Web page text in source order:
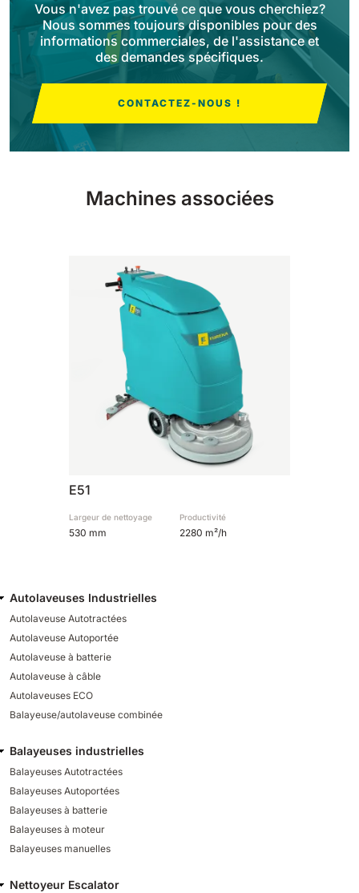
650 mm 3900 m²/h
E75
E83
1000 mm 7500 m²/h
1100 mm 8800 m²/h
Vous n'avez pas trouvé ce que vous cherchiez?
Nous sommes toujours disponibles pour des
informations commerciales, de l'assistance et
des demandes spécifiques.
CONTACTEZ-NOUS !
Machines associées
E51
Largeur de nettoyage
530 mm
Productivité
2280 m²/h
Autolaveuses Industrielles
Autolaveuse Autotractées
Autolaveuse Autoportée
Autolaveuse à batterie
Autolaveuse à câble
Autolaveuses ECO
Balayeuse/autolaveuse combinée
Balayeuses industrielles
Balayeuses Autotractées
Balayeuses Autoportées
Balayeuses à batterie
Balayeuses à moteur
Balayeuses manuelles
Nettoyeur Escalator